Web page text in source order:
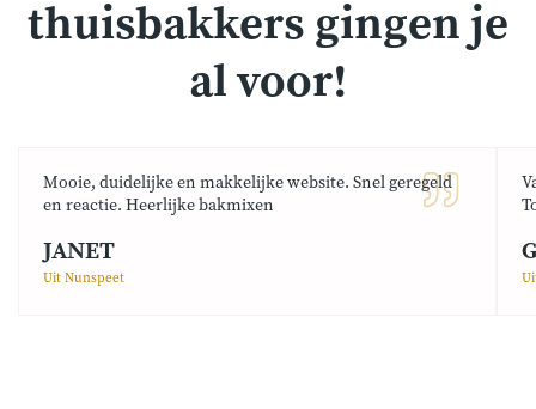
thuisbakkers gingen je
al voor!
Mooie, duidelijke en makkelijke website. Snel geregeld
en reactie. Heerlijke bakmixen
JANET
Uit Nunspeet